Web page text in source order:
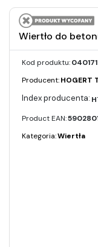
Wiertło do
Kod produktu:040171
Producent:HOGERT
Product EAN:
Kategoria:Wiertła